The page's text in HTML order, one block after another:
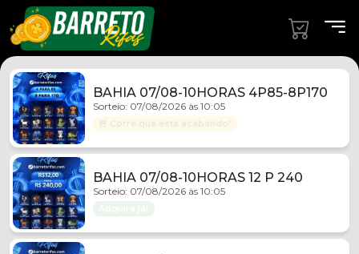
BAHIA 07/08-10HORAS 4P85-8P170
Sorteio: 07/08/2026 às 10:05
🚨 Corre que está acabando!
BAHIA 07/08-10HORAS 12 P 240
Sorteio: 07/08/2026 às 10:05